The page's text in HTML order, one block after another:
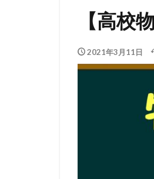
【高校
2021年3月11日